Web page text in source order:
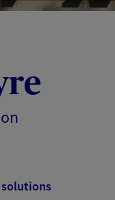
solutions